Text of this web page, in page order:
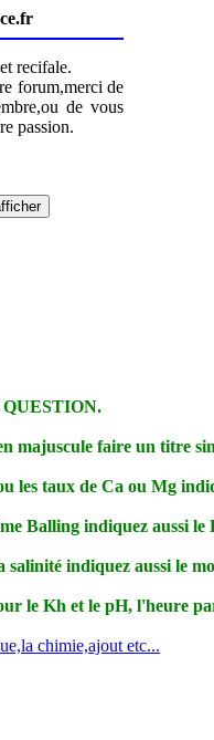
recifale.
forum,merci de
de vous
passion.
majuscule faire un titre
les taux de Ca ou Mg
Balling indiquez aussi
salinité indiquez aussi le
le Kh et le pH, l'heure
chimie,ajout etc...